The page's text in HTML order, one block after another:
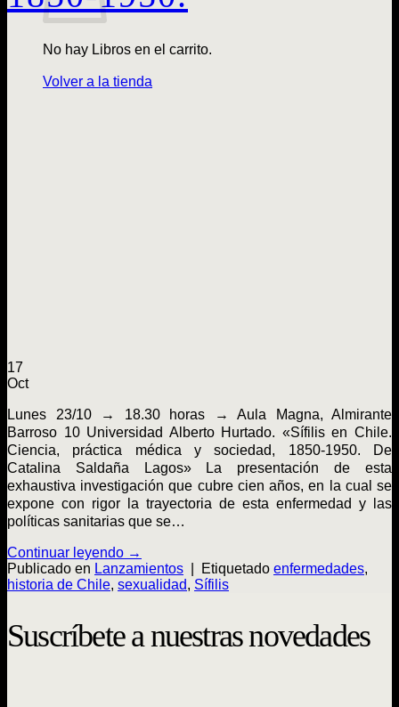
No hay Libros en el carrito.
Volver a la tienda
17
Oct
Lunes 23/10 → 18.30 horas → Aula Magna, Almirante
Barroso 10 Universidad Alberto Hurtado. «Sífilis en Chile.
Ciencia, práctica médica y sociedad, 1850-1950. De
Catalina Saldaña Lagos» La presentación de esta
exhaustiva investigación que cubre cien años, en la cual se
expone con rigor la trayectoria de esta enfermedad y las
políticas sanitarias que se…
Continuar leyendo →
Publicado en Lanzamientos Etiquetado enfermedades,
historia de Chile, sexualidad, Sífilis
Suscríbete a nuestras novedades